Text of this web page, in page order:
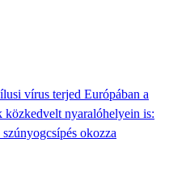
vírus terjed Európában a
közkedvelt nyaralóhelyein is:
okozza